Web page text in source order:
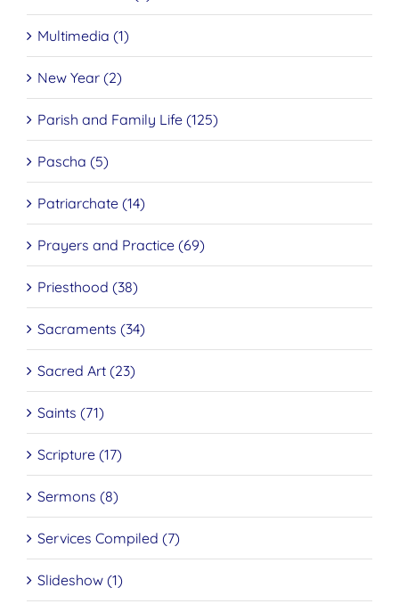
Multimedia (1)
New Year (2)
Parish and Family Life (125)
Pascha (5)
Patriarchate (14)
Prayers and Practice (69)
Priesthood (38)
Sacraments (34)
Sacred Art (23)
Saints (71)
Scripture (17)
Sermons (8)
Services Compiled (7)
Slideshow (1)